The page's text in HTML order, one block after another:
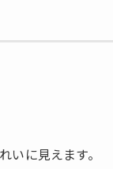
いに見えます。